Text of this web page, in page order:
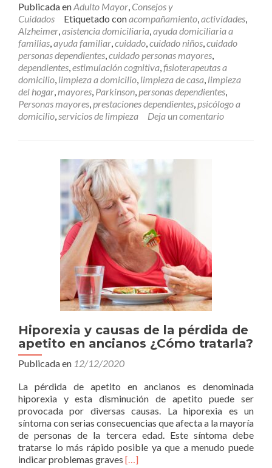
las
adultos
Publicada enAdulto Mayor, Consejos y
Cuidados
Etiquetado conacompañamiento,actividades,
Alzheimer,asistencia domiciliaria,ayuda domiciliaria a
familias,ayuda familiar,cuidado,cuidado niños,cuidado
personas dependientes,cuidado personas mayores,
dependientes,estimulación cognitiva,fisioterapeutas a
domicilio, limpieza a domicilio, limpieza de casa, limpieza
del hogar,mayores, Parkinson,personas dependientes,
Personas mayores,prestaciones dependientes,psicólogo a
domicilio,servicios de limpieza Deja un comentario
Hiporexia y causas de la pérdida de
apetito en ancianos ¿Cómo tratarla?
Publicada en 12/12/2020
La pérdida de apetito en ancianos es denominada
hiporexia y esta disminución de apetito puede ser
provocada por diversas causas. La hiporexia es un
síntoma con serias consecuencias que afecta a la mayoría
de personas de la tercera edad. Este síntoma debe
tratarse lo más rápido posible ya que a menudo puede
indicar problemas graves Leer
[…]